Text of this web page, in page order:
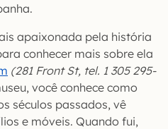
apaixonada pela história
conhecer mais sobre ela
(281 Front St, tel. 1 305 295-
você conhece como
séculos passados, vê
e móveis. Quando fui,